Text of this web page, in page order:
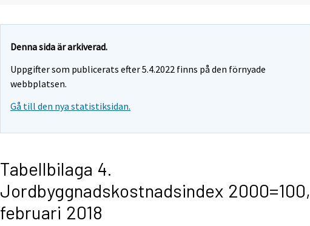
Denna sida är arkiverad.
Uppgifter som publicerats efter 5.4.2022 finns på den förnyade
webbplatsen.
Gå till den nya statistiksidan.
Tabellbilaga 4.
Jordbyggnadskostnadsindex 2000=100,
februari 2018